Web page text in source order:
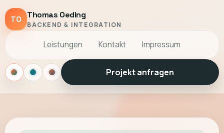
TO Thomas Oeding
BACKEND & INTEGRATION
Leistungen Kontakt Impressum
SandOzeanGraphit Projekt anfragen